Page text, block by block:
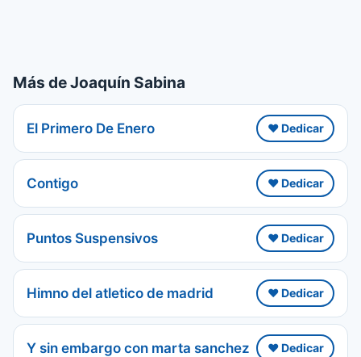
Más de Joaquín Sabina
El Primero De Enero ❤️ Dedicar
Contigo ❤️ Dedicar
Puntos Suspensivos ❤️ Dedicar
Himno del atletico de madrid ❤️ Dedicar
Y sin embargo con marta sanchez ❤️ Dedicar